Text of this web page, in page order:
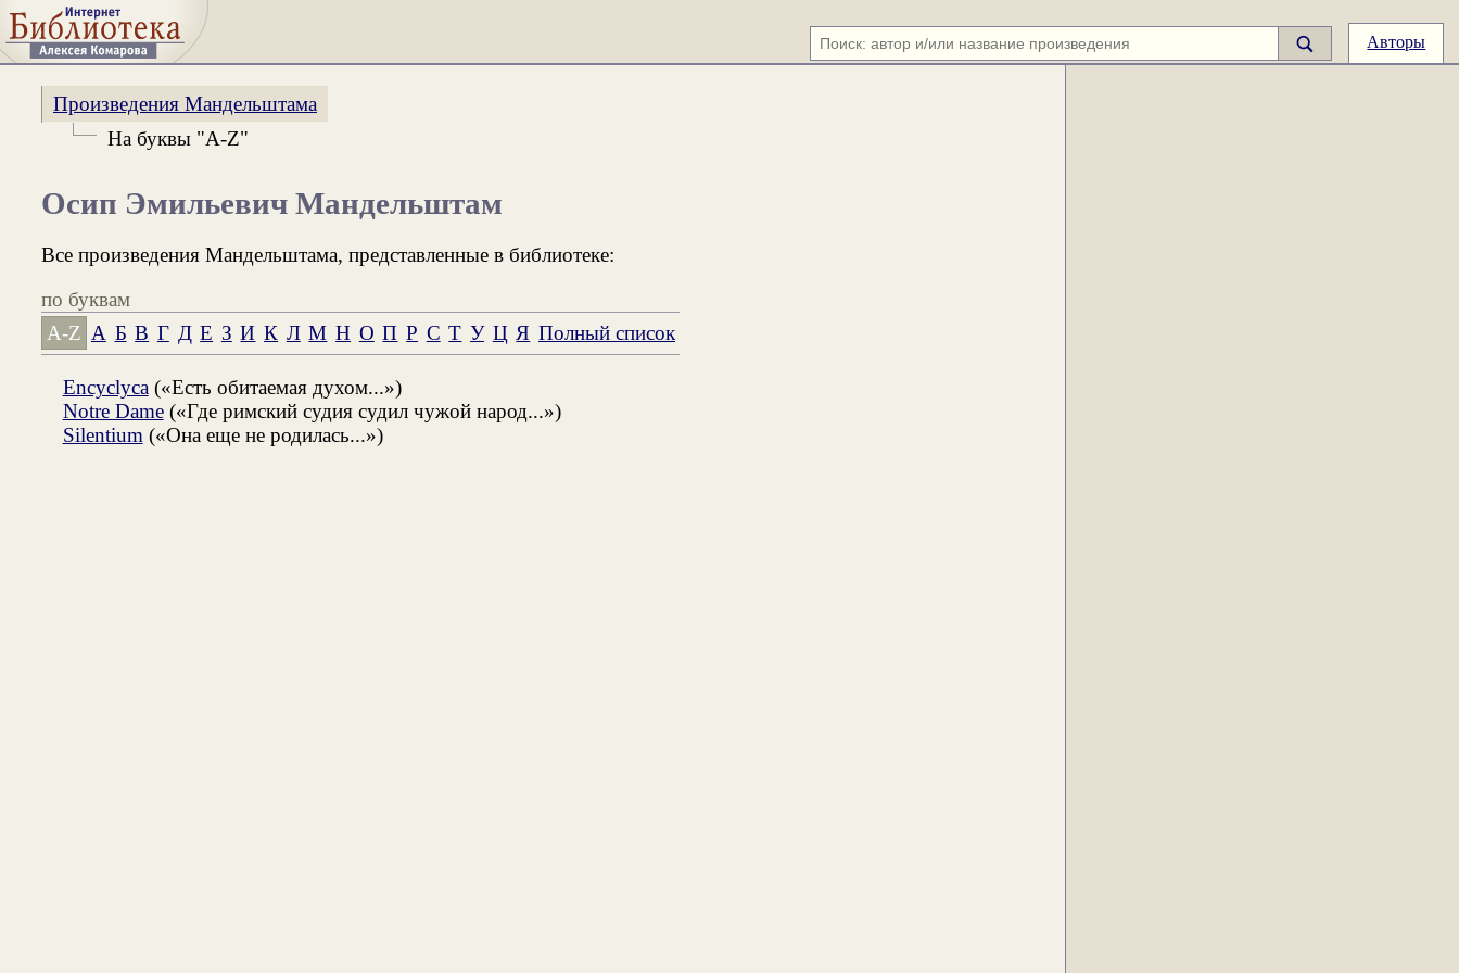
Авторы
Произведения Мандельштама
На буквы "A-Z"
Осип Эмильевич Мандельштам
Все произведения Мандельштама, представленные в библиотеке:
по буквам
A-Z А Б В Г Д Е З И К Л М Н О П Р С Т У Ц Я Полный список
Encyclyca («Есть обитаемая духом...»)
Notre Dame(«Где римский судия судил чужой народ...»)
Silentium («Она еще не родилась...»)